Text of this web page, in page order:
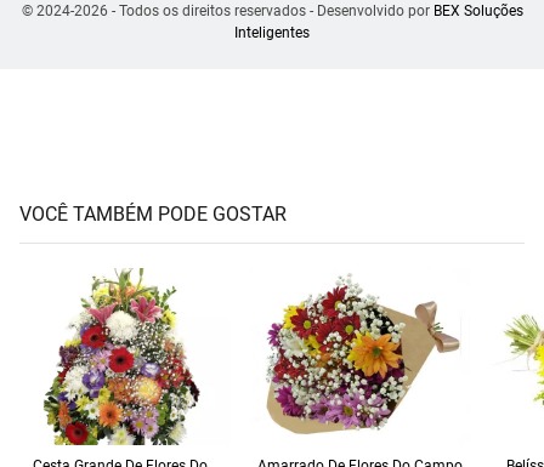
© 2024-2026 - Todos os direitos reservados - Desenvolvido por BEX Soluções
Inteligentes
VOCÊ TAMBÉM PODE GOSTAR